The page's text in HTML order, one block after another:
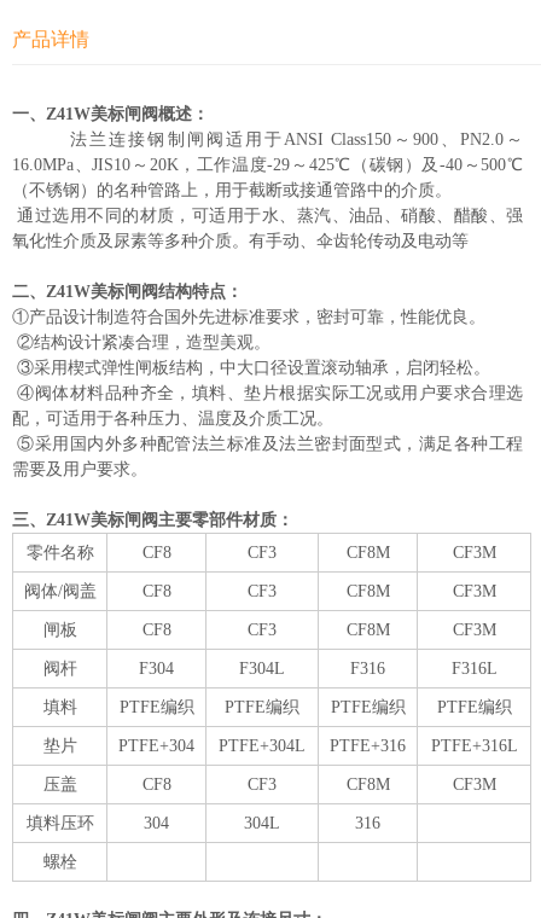
产品详情
一、Z41W美标闸阀概述：
法兰连接钢制闸阀适用于ANSI Class150～900、PN2.0～
16.0MPa、JIS10～20K，工作温度-29～425℃（碳钢）及-40～500℃
（不锈钢）的名种管路上，用于截断或接通管路中的介质。
通过选用不同的材质，可适用于水、蒸汽、油品、硝酸、醋酸、强
氧化性介质及尿素等多种介质。有手动、伞齿轮传动及电动等
二、Z41W美标闸阀结构特点：
①产品设计制造符合国外先进标准要求，密封可靠，性能优良。
②结构设计紧凑合理，造型美观。
③采用楔式弹性闸板结构，中大口径设置滚动轴承，启闭轻松。
④阀体材料品种齐全，填料、垫片根据实际工况或用户要求合理选
配，可适用于各种压力、温度及介质工况。
⑤采用国内外多种配管法兰标准及法兰密封面型式，满足各种工程
需要及用户要求。
三、 Z41W美标闸阀主要零部件材质：
零件名称
CF8 CF3 CF8M CF3M
阀体/阀盖 CF8 CF3 CF8M CF3M
闸板 CF8 CF3 CF8M CF3M
阀杆 F304 F304L F316 F316L
填料 PTFE编织 PTFE编织 PTFE编织 PTFE编织
垫片 PTFE+304 PTFE+304L PTFE+316 PTFE+316L
压盖 CF8 CF3 CF8M CF3M
填料压环 304 304L 316
螺栓